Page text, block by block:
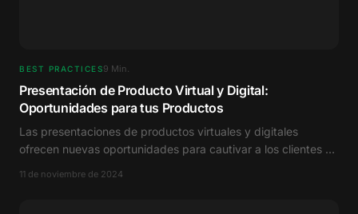
BEST PRACTICES9 Min.
Presentación de Producto Virtual y Digital:
Oportunidades para tus Productos
Las presentaciones de productos virtuales y digitales
ofrecen nuevas oportunidades para cautivar a los clientes y
11 de noviembre de 2024